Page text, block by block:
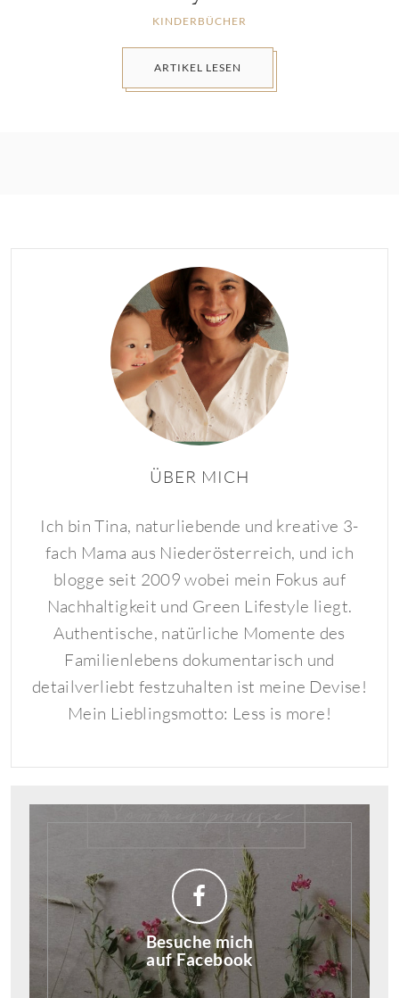
KINDERBÜCHER
ARTIKEL LESEN
ÜBER MICH
Ich bin Tina, naturliebende und kreative 3-
fach Mama aus Niederösterreich, und ich
blogge seit 2009 wobei mein Fokus auf
Nachhaltigkeit und Green Lifestyle liegt.
Authentische, natürliche Momente des
Familienlebens dokumentarisch und
detailverliebt festzuhalten ist meine Devise!
Mein Lieblingsmotto: Less is more!
Besuche mich
auf Facebook